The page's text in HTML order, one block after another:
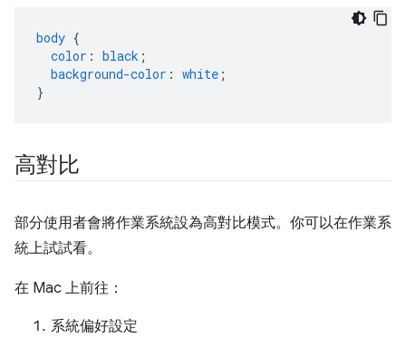
body {
color : black ;
background-color : white ;
}
高對比
部分使用者會將作業系統設為高對比模式。你可以在作業系
統上試試看。
在 Mac 上前往：
系統偏好設定